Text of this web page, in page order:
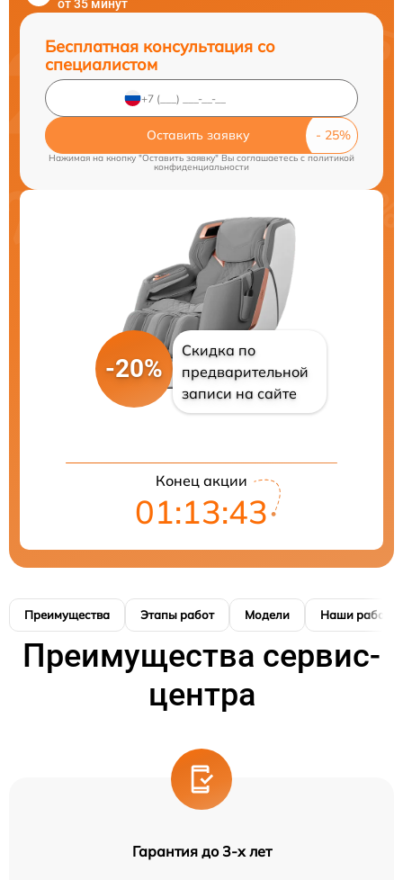
от 35 минут
Бесплатная консультация со
специалистом
Оставить заявку
Нажимая на кнопку "Оставить заявку" Вы соглашаетесь cполитикой
конфиденциальности
-20%
Скидка по
предварительной
записи на сайте
Конец акции
01:13:42
Преимущества Этапы работ Модели Наши работы
Преимущества сервис-
центра
Гарантия до 3-х лет